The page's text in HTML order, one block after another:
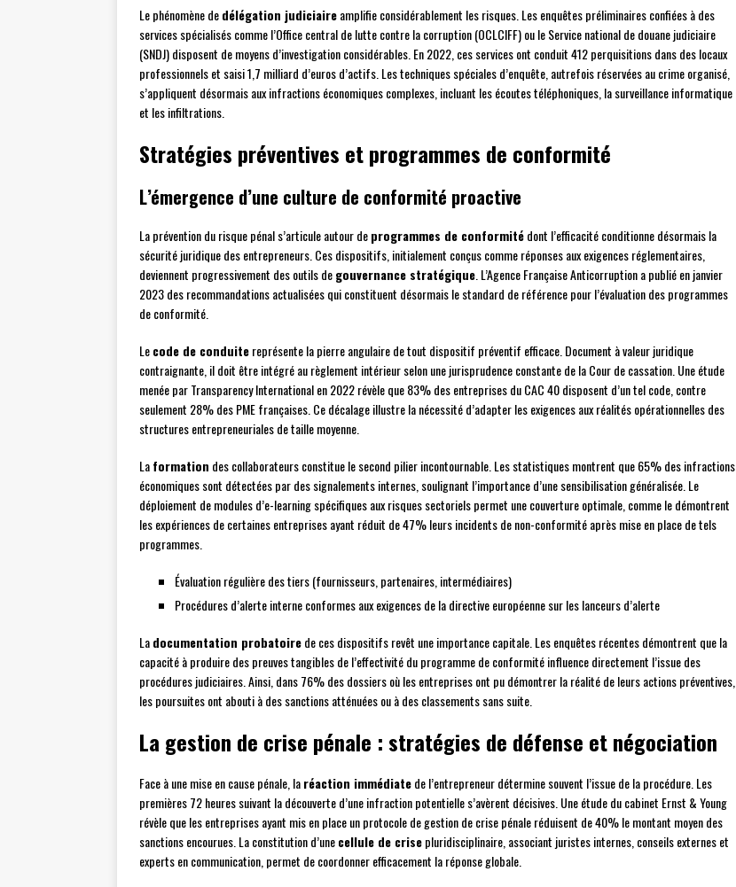
Le phénomène dedélégation judiciaireamplifie considérablement les risques. Les enquêtes préliminaires confiées à des
services spécialisés comme l’Office central de lutte contre la corruption (OCLCIFF) ou le Service national de douane judiciaire
(SNDJ) disposent de moyens d’investigation considérables. En 2022, ces services ont conduit 412 perquisitions dans des locaux
professionnels et saisi 1,7 milliard d’euros d’actifs. Les techniques spéciales d’enquête, autrefois réservées au crime organisé,
s’appliquent désormais aux infractions économiques complexes, incluant les écoutes téléphoniques, la surveillance informatique
et les infiltrations.
Stratégies préventives et programmes de conformité
L’émergence d’une culture de conformité proactive
La prévention du risque pénal s’articule autour deprogrammes de conformitédont l’efficacité conditionne désormais la
sécurité juridique des entrepreneurs. Ces dispositifs, initialement conçus comme réponses aux exigences réglementaires,
deviennent progressivement des outils degouvernance stratégique . L’Agence Française Anticorruption a publié en janvier
2023 des recommandations actualisées qui constituent désormais le standard de référence pour l’évaluation des programmes
de conformité.
Lecode de conduitereprésente la pierre angulaire de tout dispositif préventif efficace. Document à valeur juridique
contraignante, il doit être intégré au règlement intérieur selon une jurisprudence constante de la Cour de cassation. Une étude
menée par Transparency International en 2022 révèle que 83% des entreprises du CAC 40 disposent d’un tel code, contre
seulement 28% des PME françaises. Ce décalage illustre la nécessité d’adapter les exigences aux réalités opérationnelles des
structures entrepreneuriales de taille moyenne.
Laformation des collaborateurs constitue le second pilier incontournable. Les statistiques montrent que 65% des infractions
économiques sont détectées par des signalements internes, soulignant l’importance d’une sensibilisation généralisée. Le
déploiement de modules d’e-learning spécifiques aux risques sectoriels permet une couverture optimale, comme le démontrent
les expériences de certaines entreprises ayant réduit de 47% leurs incidents de non-conformité après mise en place de tels
programmes.
Évaluation régulière des tiers (fournisseurs, partenaires, intermédiaires)
Procédures d’alerte interne conformes aux exigences de la directive européenne sur les lanceurs d’alerte
Ladocumentation probatoirede ces dispositifs revêt une importance capitale. Les enquêtes récentes démontrent que la
capacité à produire des preuves tangibles de l’effectivité du programme de conformité influence directement l’issue des
procédures judiciaires. Ainsi, dans 76% des dossiers où les entreprises ont pu démontrer la réalité de leurs actions préventives,
les poursuites ont abouti à des sanctions atténuées ou à des classements sans suite.
La gestion de crise pénale : stratégies de défense et négociation
Face à une mise en cause pénale, laréaction immédiatede l’entrepreneur détermine souvent l’issue de la procédure. Les
premières 72 heures suivant la découverte d’une infraction potentielle s’avèrent décisives. Une étude du cabinet Ernst & Young
révèle que les entreprises ayant mis en place un protocole de gestion de crise pénale réduisent de 40% le montant moyen des
sanctions encourues. La constitution d’unecellule de crisepluridisciplinaire, associant juristes internes, conseils externes et
experts en communication, permet de coordonner efficacement la réponse globale.